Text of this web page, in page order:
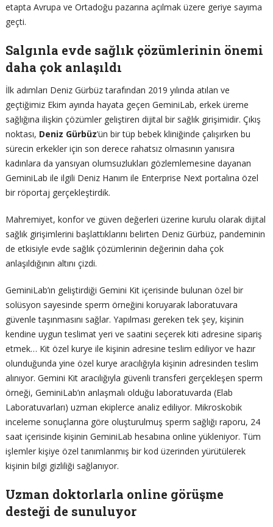
etapta Avrupa ve Ortadoğu pazarına açılmak üzere geriye sayıma
geçti.
Salgınla evde sağlık çözümlerinin önemi
daha çok anlaşıldı
İlk adımları Deniz Gürbüz tarafından 2019 yılında atılan ve
geçtiğimiz Ekim ayında hayata geçen GeminiLab, erkek üreme
sağlığına ilişkin çözümler geliştiren dijital bir sağlık girişimidir. Çıkış
noktası, Deniz Gürbüz’ün bir tüp bebek kliniğinde çalışırken bu
sürecin erkekler için son derece rahatsız olmasının yanısıra
kadınlara da yansıyan olumsuzlukları gözlemlemesine dayanan
GeminiLab ile ilgili Deniz Hanım ile Enterprise Next portalına özel
bir röportaj gerçekleştirdik.
Mahremiyet, konfor ve güven değerleri üzerine kurulu olarak dijital
sağlık girişimlerini başlattıklarını belirten Deniz Gürbüz, pandeminin
de etkisiyle evde sağlık çözümlerinin değerinin daha çok
anlaşıldığının altını çizdi.
GeminiLab’ın geliştirdiği Gemini Kit içerisinde bulunan özel bir
solüsyon sayesinde sperm örneğini koruyarak laboratuvara
güvenle taşınmasını sağlar. Yapılması gereken tek şey, kişinin
kendine uygun teslimat yeri ve saatini seçerek kiti adresine sipariş
etmek… Kit özel kurye ile kişinin adresine teslim ediliyor ve hazır
olunduğunda yine özel kurye aracılığıyla kişinin adresinden teslim
alınıyor. Gemini Kit aracılığıyla güvenli transferi gerçekleşen sperm
örneği, GeminiLab’ın anlaşmalı olduğu laboratuvarda (Elab
Laboratuvarları) uzman ekiplerce analiz ediliyor. Mikroskobik
inceleme sonuçlarına göre oluşturulmuş sperm sağlığı raporu, 24
saat içerisinde kişinin GeminiLab hesabına online yükleniyor. Tüm
işlemler kişiye özel tanımlanmış bir kod üzerinden yürütülerek
kişinin bilgi gizliliği sağlanıyor.
Uzman doktorlarla online görüşme
desteği de sunuluyor